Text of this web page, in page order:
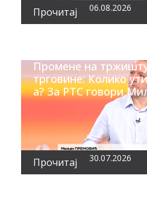
Прочитај 06.08.2026
Промене на
трговине: Колико
а? За РТС говори
Прочитај 30.07.2026